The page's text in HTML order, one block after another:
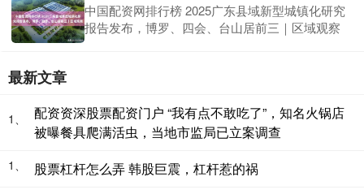
中国配资网排行榜 2025广东县域新型城镇化研究
报告发布，博罗、四会、台山居前三｜区域观察
最新文章
1、
配资资深股票配资门户 “我有点不敢吃了”，知名火锅店
被曝餐具爬满活虫，当地市监局已立案调查
1、 股票杠杆怎么弄 韩股巨震，杠杆惹的祸